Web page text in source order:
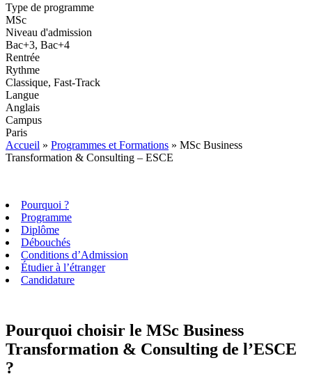
Type de programme
MSc
Niveau d'admission
Bac+3, Bac+4
Rentrée
Rythme
Classique, Fast-Track
Langue
Anglais
Campus
Paris
Accueil » Programmes et Formations » MSc Business
Transformation & Consulting – ESCE
Pourquoi ?
Programme
Diplôme
Débouchés
Conditions d’Admission
Étudier à l’étranger
Candidature
Pourquoi choisir le MSc Business
Transformation & Consulting de l’ESCE
?